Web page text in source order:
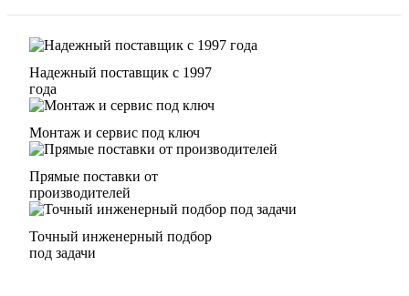
Надежный поставщик с 1997
года
Монтаж и сервис под ключ
Прямые поставки от
производителей
Точный инженерный подбор
под задачи